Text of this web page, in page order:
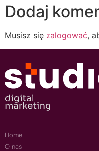
Dodaj
Musisz się zalogować,
Home
O nas